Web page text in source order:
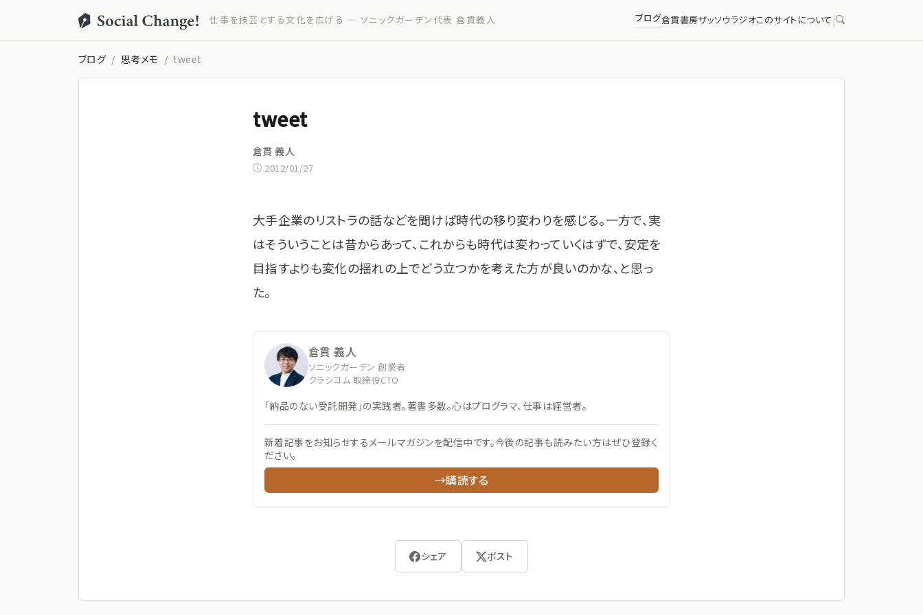
仕事を技芸とする文化を広げる — ソニックガーデン代表 倉貫義人 ブログ倉貫書房ザッソウラジオこのサイトについて |
ブログ 思考メモ tweet
tweet
倉貫 義人
2012/01/27
大手企業のリストラの話などを聞けば時代の移り変わりを感じる。一方で、実
はそういうことは昔からあって、これからも時代は変わっていくはずで、安定を
目指すよりも変化の揺れの上でどう立つかを考えた方が良いのかな、と思っ
た。
倉貫 義人
ソニックガーデン 創業者
クラシコム 取締役CTO
「納品のない受託開発」の実践者。著書多数。心はプログラマ、仕事は経営者。
新着記事をお知らせするメールマガジンを配信中です。今後の記事も読みたい方はぜひ登録く
ださい。
→購読する
シェア ポスト